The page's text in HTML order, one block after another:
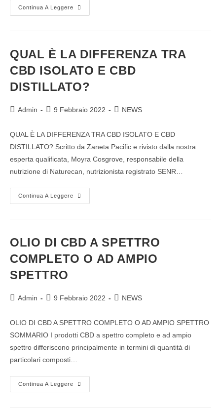
Continua A Leggere
QUAL È LA DIFFERENZA TRA
CBD ISOLATO E CBD
DISTILLATO?
Admin 9 Febbraio 2022 NEWS
QUAL È LA DIFFERENZA TRA CBD ISOLATO E CBD
DISTILLATO? Scritto da Zaneta Pacific e rivisto dalla nostra
esperta qualificata, Moyra Cosgrove, responsabile della
nutrizione di Naturecan, nutrizionista registrato SENR…
Continua A Leggere
OLIO DI CBD A SPETTRO
COMPLETO O AD AMPIO
SPETTRO
Admin 9 Febbraio 2022 NEWS
OLIO DI CBD A SPETTRO COMPLETO O AD AMPIO SPETTRO
SOMMARIO I prodotti CBD a spettro completo e ad ampio
spettro differiscono principalmente in termini di quantità di
particolari composti…
Continua A Leggere